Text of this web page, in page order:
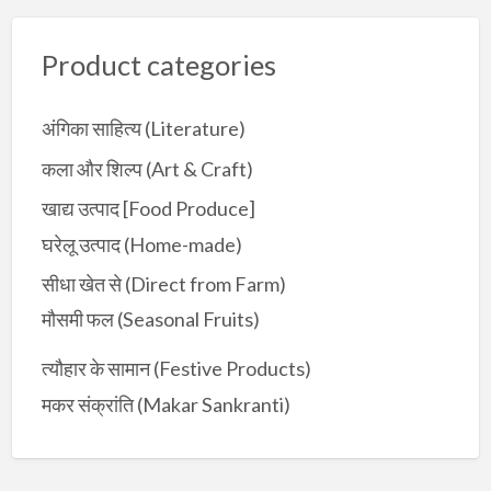
o
:
Product categories
अंगिका साहित्य (Literature)
कला और शिल्प (Art & Craft)
खाद्य उत्पाद [Food Produce]
घरेलू उत्पाद (Home-made)
सीधा खेत से (Direct from Farm)
मौसमी फल (Seasonal Fruits)
त्यौहार के सामान (Festive Products)
मकर संक्रांति (Makar Sankranti)